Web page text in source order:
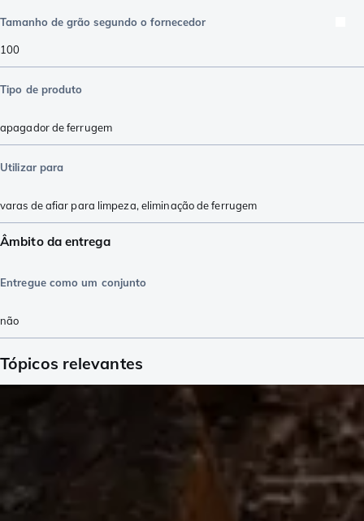
Tamanho de grão segundo o fornecedor
100
Tipo de produto
apagador de ferrugem
Utilizar para
varas de afiar para limpeza, eliminação de ferrugem
Âmbito da entrega
Entregue como um conjunto
não
Tópicos relevantes